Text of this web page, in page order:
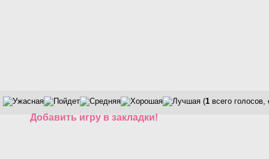
(1 всего
Добавить игру в закладки!